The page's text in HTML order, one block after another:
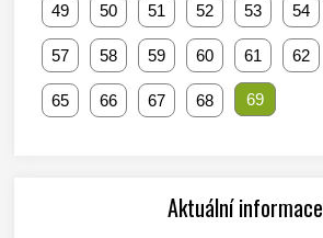
49 50 51 52 53 54
57 58 59 60 61 62
65 66 67 68 69
Aktuální informace